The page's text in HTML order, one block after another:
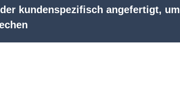
kundenspezifisch angefertigt, um